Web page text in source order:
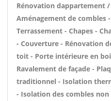
Rénovation dappartement
Aménagement de combles
Terrassement - Chapes -
- Couverture - Rénovation
toit - Porte intérieure en
Ravalement de façade -
traditionnel - Isolation
- Isolation des combles